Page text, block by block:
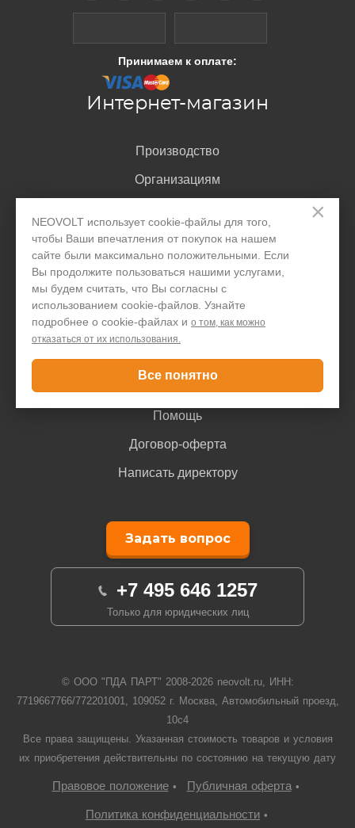
×
NEOVOLT использует cookie-файлы для того,
чтобы Ваши впечатления от покупок на нашем
сайте были максимально положительными. Если
Вы продолжите пользоваться нашими услугами,
мы будем считать, что Вы согласны с
использованием cookie-файлов. Узнайте
подробнее о cookie-файлах и о том, как можно
отказаться от их использования.
Все понятно
Принимаем к оплате:
Интернет-магазин
Производство
Организациям
Блог
Покупателю
Доставка и оплата
Помощь
Договор-оферта
Написать директору
Задать вопрос
+7 495 646 1257
Только для юридических лиц
© ООО "ПДА ПАРТ" 2008-2026neovolt.ru, ИНН:
7719667766/772201001, 109052 г. Москва, Автомобильный проезд,
10с4
Все права защищены. Указанная стоимость товаров и условия
их приобретения действительны по состоянию на текущую дату
Правовое положение• Публичная оферта•
Политика конфиденциальности •